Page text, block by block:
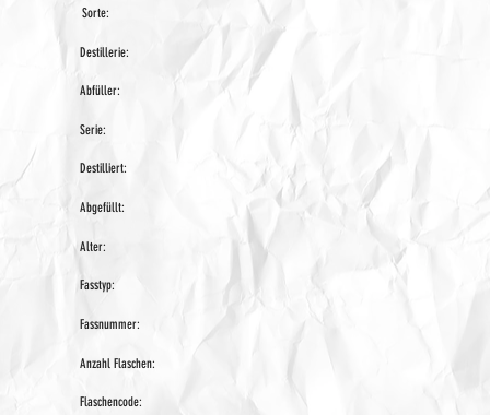
Sorte:
Destillerie:
Abfüller:
Serie:
Destilliert:
Abgefüllt:
Alter:
Fasstyp:
Fassnummer:
Anzahl Flaschen:
Flaschencode: